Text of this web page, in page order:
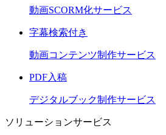
動画SCORM化サービス
字幕検索付き
動画コンテンツ制作サービス
PDF入稿
デジタルブック制作サービス
ソリューションサービス